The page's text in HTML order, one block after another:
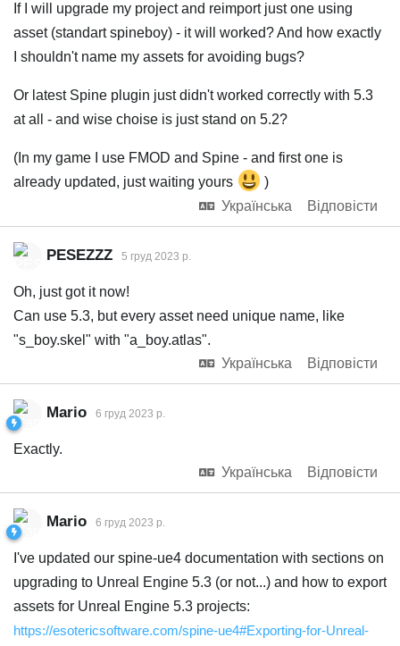
If I will upgrade my project and reimport just one using
asset (standart spineboy) - it will worked? And how exactly
I shouldn't name my assets for avoiding bugs?
Or latest Spine plugin just didn't worked correctly with 5.3
at all - and wise choise is just stand on 5.2?
(In my game I use FMOD and Spine - and first one is
already updated, just waiting yours
)
Українська
Відповісти
PESEZZZ 5 груд 2023 р.
Oh, just got it now!
Can use 5.3, but every asset need unique name, like
"s_boy.skel" with "a_boy.atlas".
Українська
Відповісти
Mario 6 груд 2023 р.
Exactly.
Українська
Відповісти
Mario 6 груд 2023 р.
I've updated our spine-ue4 documentation with sections on
upgrading to Unreal Engine 5.3 (or not...) and how to export
assets for Unreal Engine 5.3 projects:
https://esotericsoftware.com/spine-ue4#Exporting-for-Unreal-